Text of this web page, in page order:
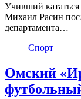
Учивший
Михаил Расин
департамента…
Спорт
Омский